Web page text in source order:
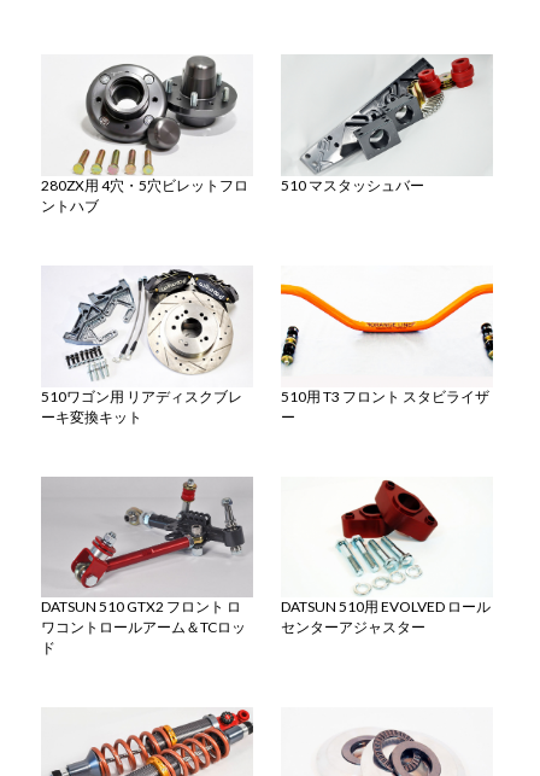
280ZX用 4穴・5穴ビレットフロ
ントハブ
510 マスタッシュバー
510ワゴン用 リアディスクブレ
ーキ変換キット
510用 T3 フロント スタビライザ
ー
DATSUN 510 GTX2 フロント ロ
ワコントロールアーム＆TCロッ
ド
DATSUN 510用 EVOLVED ロール
センターアジャスター